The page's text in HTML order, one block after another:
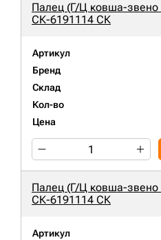
Палец (Г/Ц ковша-звено
СК-6191114 СК
Артикул
Бренд
Склад
Кол-во
Цена
Палец (Г/Ц ковша-звено
СК-6191114 СК
Артикул